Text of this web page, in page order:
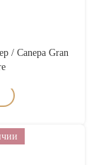
/ Canepa Gran